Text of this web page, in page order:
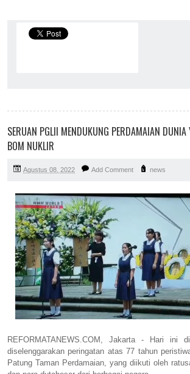
SERUAN PGLII MENDUKUNG PERDAMAIAN DUNIA
BOM NUKLIR
Agustus 08, 2022 Add Comment news
REFORMATANEWS.COM, Jakarta - Hari ini
diselenggarakan peringatan atas 77 tahun
Patung Taman Perdamaian, yang diikuti oleh